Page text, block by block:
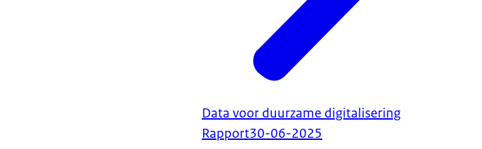
Data voor duurzame digitalisering
Rapport30-06-2025